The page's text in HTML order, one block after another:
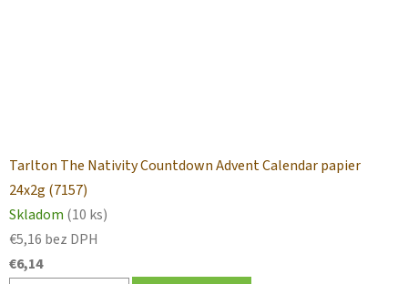
Tarlton The Nativity Countdown Advent Calendar papier
24x2g (7157)
Skladom (10 ks)
€5,16 bez DPH
€6,14